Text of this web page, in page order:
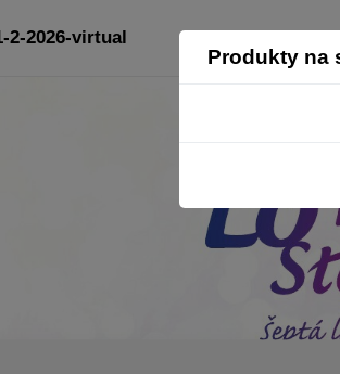
Produkty na
2-2026-virtual